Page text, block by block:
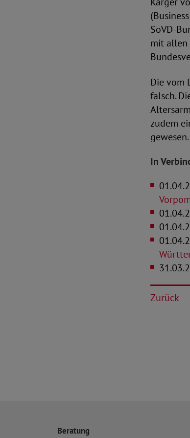
SoVD-
mit allen
Die vom
falsch.
zudem
gewesen.
In
Zurück
Beratung